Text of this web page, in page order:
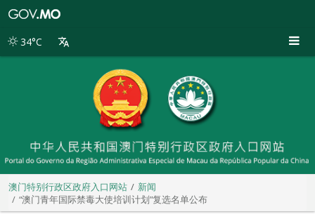
别
34°C
澳门特别行政区政府入口网站
新闻
“澳门青年国际禁毒大使培训计划”复选名单公布